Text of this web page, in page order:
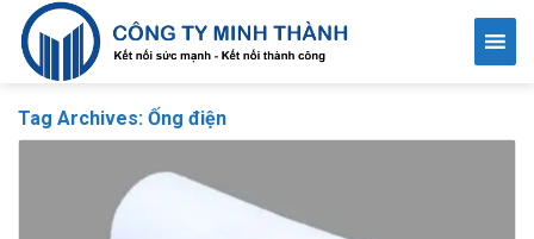
Skip
content
Tag Archives: Ống điện